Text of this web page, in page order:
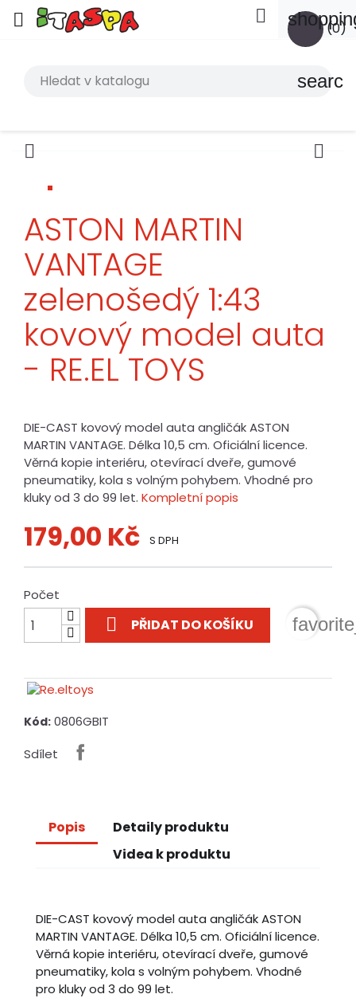
 (0)

search
 
ASTON MARTIN
VANTAGE
zelenošedý 1:43
kovový model auta
- RE.EL TOYS
DIE-CAST kovový model auta angličák ASTON
MARTIN VANTAGE. Délka 10,5 cm. Oficiální licence.
Věrná kopie interiéru, otevírací dveře, gumové
pneumatiky, kola s volným pohybem. Vhodné pro
kluky od 3 do 99 let. Kompletní popis
179,00 Kč S DPH
Počet
 PŘIDAT DO KOŠÍKU
Kód: 0806GBIT
Sdílet
Popis
Detaily produktu
Videa k produktu
DIE-CAST kovový model auta angličák ASTON
MARTIN VANTAGE. Délka 10,5 cm. Oficiální licence.
Věrná kopie interiéru, otevírací dveře, gumové
pneumatiky, kola s volným pohybem. Vhodné
pro kluky od 3 do 99 let.